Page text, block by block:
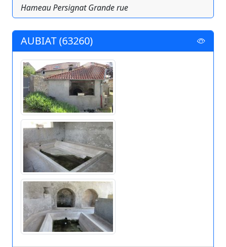
Hameau Persignat Grande rue
AUBIAT (63260)